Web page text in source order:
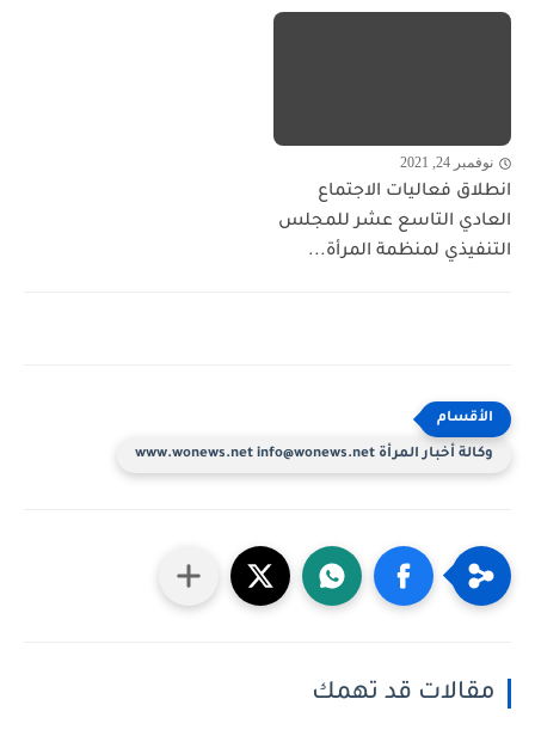
نوفمبر 24, 2021
انطلاق فعاليات الاجتماع
العادي التاسع عشر للمجلس
التنفيذي لمنظمة المرأة...
وكالة أخبار المرأة www.wonews.net info@wonews.net
مقالات قد تهمك